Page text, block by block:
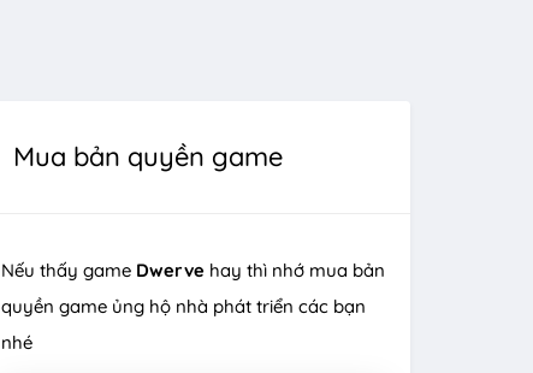
Mua bản quyền game
Nếu thấy game Dwerve hay thì nhớ mua bản
quyền game ủng hộ nhà phát triển các bạn
nhé